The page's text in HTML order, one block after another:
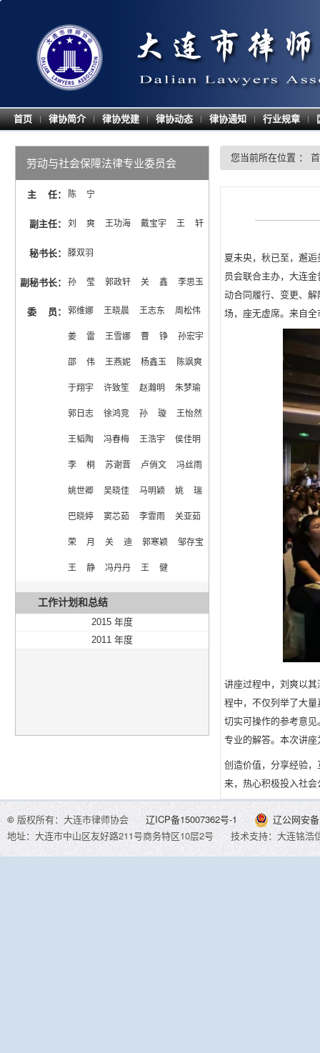
首页 | 律协简介 | 律协党建 | 律协动态 | 律协通知 | 行业规章 |
劳动与社会保障法律专业委员会
主 任： 陈  宁
副主任： 刘  爽  王功海  戴宝宇  王  轩
秘书长： 滕双羽
副秘书长： 孙  莹  郭政轩  关  鑫  李思玉
委 员 ： 郭维娜  王晓晨  王志东  周松伟
姜  雷  王雪娜  曹  铮  孙宏宇
邵  伟  王燕妮  杨鑫玉  陈飒爽
于翔宇  许致笙  赵瀚明  朱梦瑜
郭日志  徐鸿竞  孙  璇  王怡然
王韬陶  冯春梅  王浩宇  侯佳明
李  桐  苏谢晋  卢俏文  冯丝雨
姚世卿  吴晓佳  马明颖  姚  瑞
巴晓婷  窦芯茹  李霏雨  关亚茹
荣  月  关  迪  郭寒颖  邹存宝
王  静  冯丹丹  王  健
工作计划和总结
2015 年度
2011 年度
您当前所在位置 ：
夏未央，秋已至，邂
员会联合主办，大连
动合同履行、变更、
场，座无虚席。来自
讲座过程中，刘爽以
程中，不仅列举了大
切实可操作的参考意
专业的解答。本次讲
创造价值，分享经验
来，热心积极投入社
© 版权所有：大连市律师协会 辽ICP备15007362号-1
辽公网安
地址：大连市中山区友好路211号商务特区10层2号
技术支持：大连铭浩